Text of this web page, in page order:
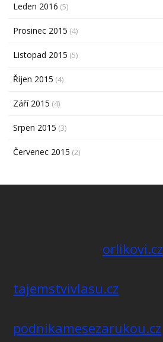
Leden 2016 (5)
Prosinec 2015 (4)
Listopad 2015 (5)
Říjen 2015 (4)
Září 2015 (4)
Srpen 2015 (3)
Červenec 2015 (2)
orlikovi.cz
tajemstvivlasu.cz
podnikamesezarukou.cz